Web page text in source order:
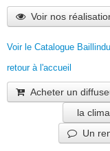
Voir nos
Voir le Catalogue
retour à l'accueil
Acheter un
la
Un